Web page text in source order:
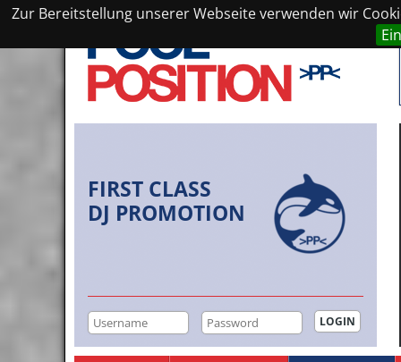
Zur Bereitstellung unserer Webseite verwenden wir
FIRST CLASS
DJ PROMOTION